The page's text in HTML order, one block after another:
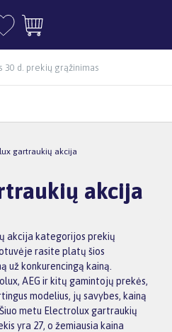
30 d. prekių grąžinimas
gartraukių akcija
akcija
akcija kategorijos prekių
rasite platų šios
už konkurencingą kainą.
AEG ir kitų gamintojų prekės,
modelius, jų savybes, kainą
metu Electrolux gartraukių
yra 27, o žemiausia kaina